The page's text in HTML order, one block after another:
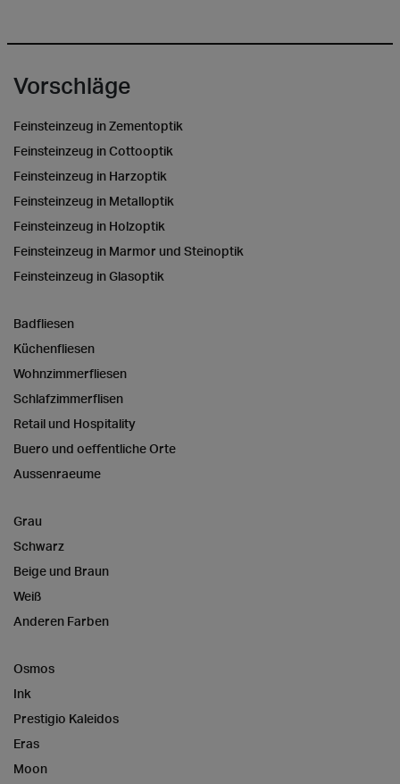
Vorschläge
Feinsteinzeug in Zementoptik
Feinsteinzeug in Cottooptik
Feinsteinzeug in Harzoptik
Feinsteinzeug in Metalloptik
Feinsteinzeug in Holzoptik
Feinsteinzeug in Marmor und Steinoptik
Feinsteinzeug in Glasoptik
Badfliesen
Küchenfliesen
Wohnzimmerfliesen
Schlafzimmerflisen
Retail und Hospitality
Buero und oeffentliche Orte
Aussenraeume
Grau
Schwarz
Beige und Braun
Weiß
Anderen Farben
Osmos
Ink
Prestigio Kaleidos
Eras
Moon